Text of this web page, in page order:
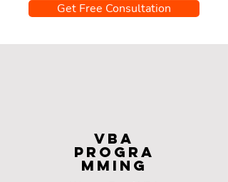
Get Free Consultation
VBA
progra
mming